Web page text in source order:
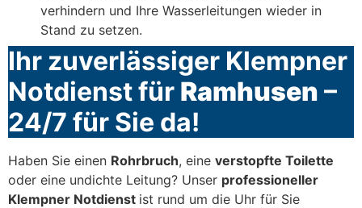
verhindern und Ihre Wasserleitungen wieder in
Stand zu setzen.
Ihr zuverlässiger Klempner
Notdienst für Ramhusen –
24/7 für Sie da!
Haben Sie einen Rohrbruch, eine verstopfte Toilette
oder eine undichte Leitung? Unser professioneller
Klempner Notdienst ist rund um die Uhr für Sie